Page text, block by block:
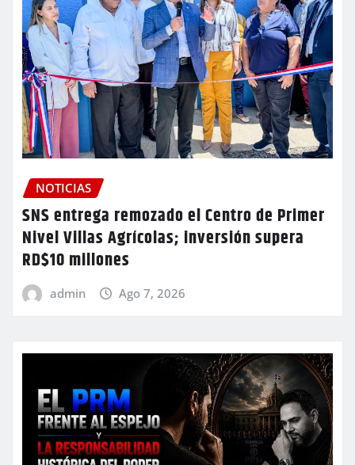
NOTICIAS
SNS entrega remozado el Centro de Primer
Nivel Villas Agrícolas; inversión supera
RD$10 millones
admin Ago 7, 2026